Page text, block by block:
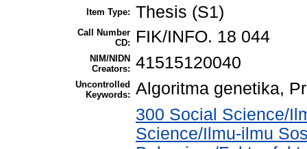
Item Type: Thesis (S1)
Call Number
CD:
FIK/INFO. 18 044
NIM/NIDN
Creators: 41515120040
Uncontrolled
Keywords: Algoritma genetika,
300 Social Science/
Science/Ilmu-ilmu